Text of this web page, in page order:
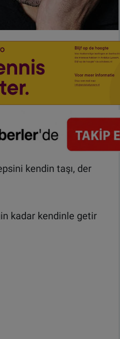
kendin taşı, der
kadar kendinle getir